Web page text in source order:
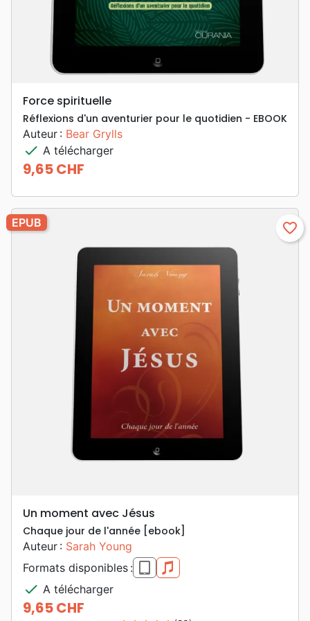
Force spirituelle
Réflexions d'un aventurier pour le quotidien - EBOOK
Auteur : Bear Grylls
check A télécharger
Prix
9,65 CHF
EPUB favorite_border
Un moment avec Jésus
Chaque jour de l'année [ebook]
Auteur : Sarah Young
Formats disponibles : epub
mp3
check A télécharger
Prix
9,65 CHF